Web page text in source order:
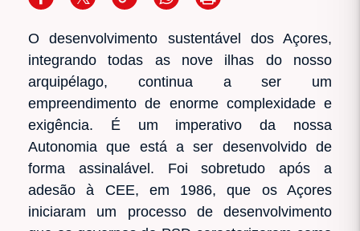
O desenvolvimento sustentável dos Açores,
integrando todas as nove ilhas do nosso
arquipélago, continua a ser um
empreendimento de enorme complexidade e
exigência. É um imperativo da nossa
Autonomia que está a ser desenvolvido de
forma assinalável. Foi sobretudo após a
adesão à CEE, em 1986, que os Açores
iniciaram um processo de desenvolvimento